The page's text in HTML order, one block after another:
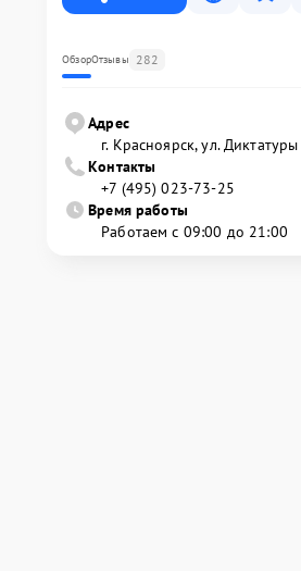
ОбзорОтзывы 282
Адрес
г. Красноярск, ул.
Контакты
+7 (495) 023-73-25
Время работы
Работаем с 09:00 до 21:00